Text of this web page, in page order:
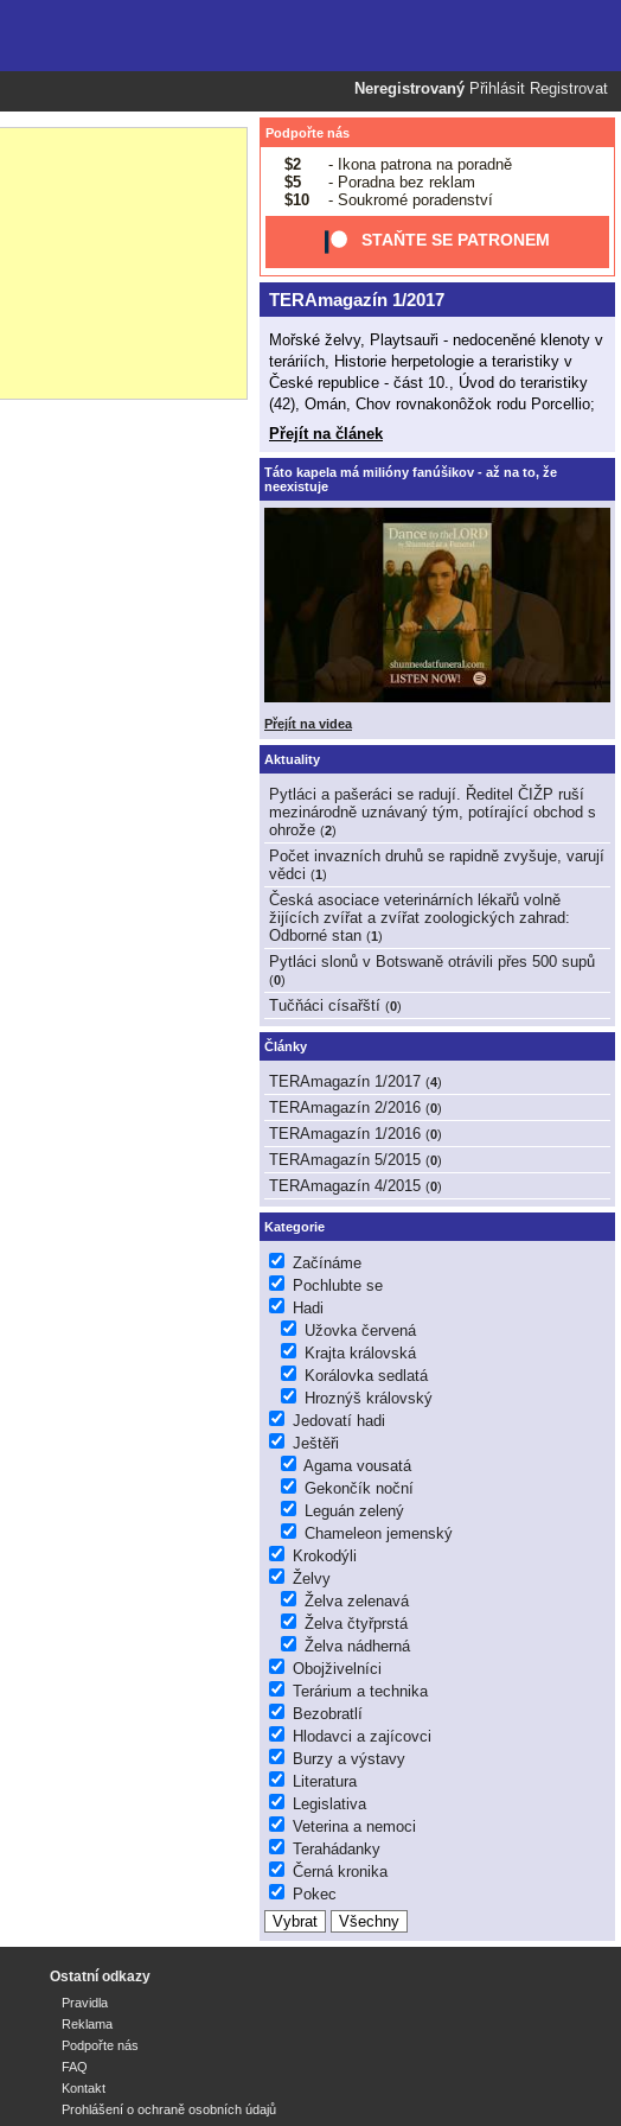
Neregistrovaný Přihlásit Registrovat
Podpořte nás
$2
- Ikona patrona na poradně
$5
- Poradna bez reklam
$10
- Soukromé poradenství
STAŇTE SE PATRONEM
TERAmagazín 1/2017
Mořské želvy, Playtsauři - nedoceněné klenoty v
teráriích, Historie herpetologie a teraristiky v
České republice - část 10., Úvod do teraristiky
(42), Omán, Chov rovnakonôžok rodu Porcellio;
Přejít na článek
Táto kapela má milióny fanúšikov - až na to, že
neexistuje
Přejít na videa
Aktuality
Pytláci a pašeráci se radují. Ředitel ČIŽP ruší
mezinárodně uznávaný tým, potírající obchod s
ohrože (2)
Počet invazních druhů se rapidně zvyšuje, varují
vědci (1)
Česká asociace veterinárních lékařů volně
žijících zvířat a zvířat zoologických zahrad:
Odborné stan (1)
Pytláci slonů v Botswaně otrávili přes 500 supů
(0)
Tučňáci císařští (0)
Články
TERAmagazín 1/2017 (4)
TERAmagazín 2/2016 (0)
TERAmagazín 1/2016 (0)
TERAmagazín 5/2015 (0)
TERAmagazín 4/2015 (0)
Kategorie
Začínáme
Pochlubte se
Hadi
Užovka červená
Krajta královská
Korálovka sedlatá
Hroznýš královský
Jedovatí hadi
Ještěři
Agama vousatá
Gekončík noční
Leguán zelený
Chameleon jemenský
Krokodýli
Želvy
Želva zelenavá
Želva čtyřprstá
Želva nádherná
Obojživelníci
Terárium a technika
Bezobratlí
Hlodavci a zajícovci
Burzy a výstavy
Literatura
Legislativa
Veterina a nemoci
Terahádanky
Černá kronika
Pokec
Ostatní odkazy
Pravidla
Reklama
Podpořte nás
FAQ
Kontakt
Prohlášení o ochraně osobních údajů